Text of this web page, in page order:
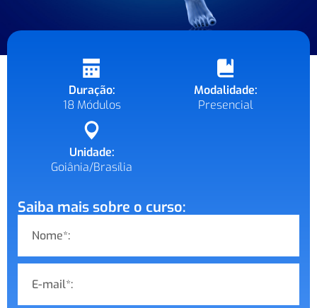
Duração:
18 Módulos
Modalidade:
Presencial
Unidade:
Goiânia/Brasília
Saiba mais sobre o curso: